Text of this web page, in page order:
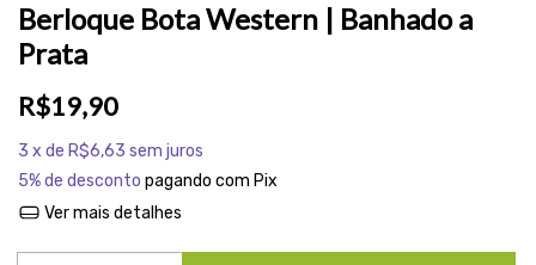
Berloque Bota Western | Banhado a
Prata
R$19,90
3 x de R$6,63 sem juros
5% de desconto pagando com Pix
Ver mais detalhes